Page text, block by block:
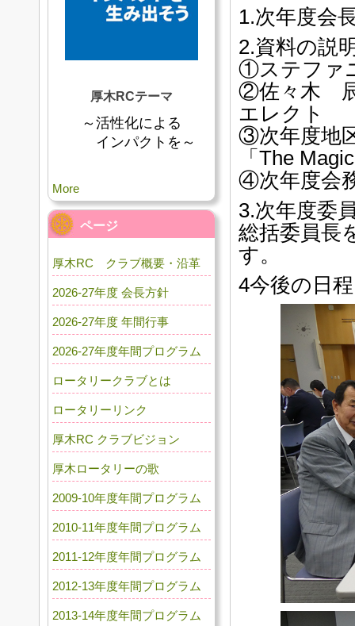
1.次年度会
2.資料の説
①ステファ
②佐々
エレクト
③次年度
「The
④次年度会
3.次年度委
総括委員長
す。
4今後の日
厚木RCテーマ
～活性化による
インパクトを～
More
ページ
厚木RC クラブ概要・沿革
2026-27年度 会長方針
2026-27年度 年間行事
2026-27年度年間プログラム
ロータリークラブとは
ロータリーリンク
厚木RC クラブビジョン
厚木ロータリーの歌
2009-10年度年間プログラム
2010-11年度年間プログラム
2011-12年度年間プログラム
2012-13年度年間プログラム
2013-14年度年間プログラム